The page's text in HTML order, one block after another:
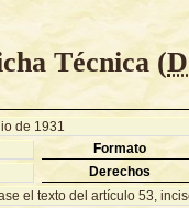
Técnica (
de 1931
Formato
Derechos
el texto del artículo 53,